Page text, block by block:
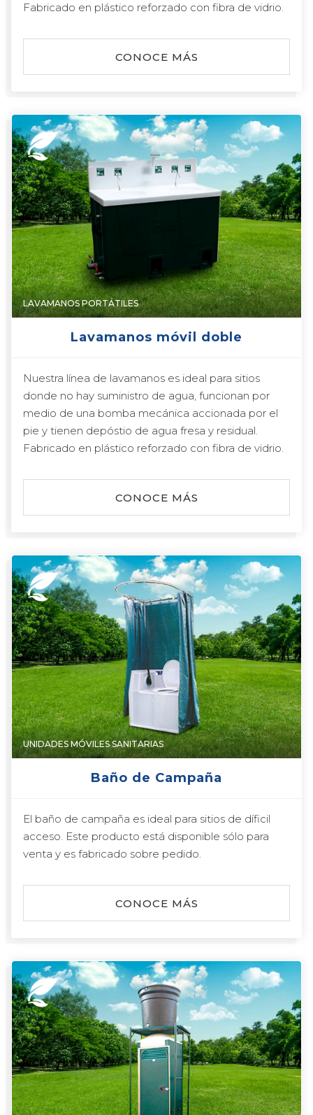
Fabricado en plástico reforzado con fibra de vidrio.
CONOCE MÁS
LAVAMANOS PORTÁTILES
Lavamanos móvil doble
Nuestra línea de lavamanos es ideal para sitios
donde no hay suministro de agua, funcionan por
medio de una bomba mecánica accionada por el
pie y tienen depóstio de agua fresa y residual.
Fabricado en plástico reforzado con fibra de vidrio.
CONOCE MÁS
UNIDADES MÓVILES SANITARIAS
Baño de Campaña
El baño de campaña es ideal para sitios de díficil
acceso. Este producto está disponible sólo para
venta y es fabricado sobre pedido.
CONOCE MÁS